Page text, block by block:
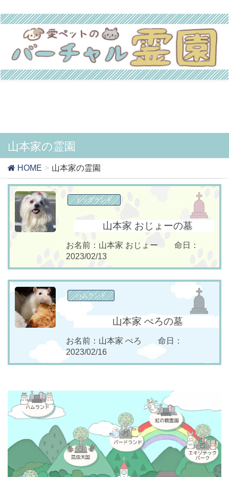
山本家の霊園
HOME 山本家の霊園
ドッグランド
山本家 おじょーの墓
お名前：山本家 おじょー 命日：
2023/02/13
ハムランド
山本家 ぺろの墓
お名前：山本家 ぺろ 命日：
2023/02/16